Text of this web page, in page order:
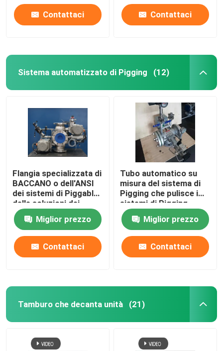
Contattaci Contattaci
Sistema automatizzato di Pigging (12)
Flangia specializzata di
BACCANO o dell'ANSI
dei sistemi di Piggable
delle soluzioni dei
sistemi di Pigging
Miglior prezzo
Contattaci
Tubo automatico su
misura del sistema di
Pigging che pulisce i
sistemi di Pigging
Miglior prezzo
Contattaci
Tamburo che decanta unità (21)